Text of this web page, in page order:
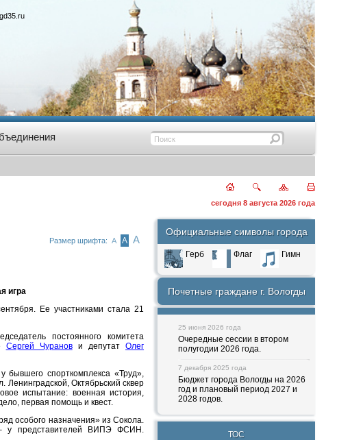
сегодня 8 августа 2026 года
Размер шрифта: А А А
игра
Ее участниками стала 21
постоянного комитета
Сергей Чуранови депутатОлег
бывшего спорткомплекса «Труд»,
Ленинградской, Октябрьский сквер
испытание: военная история,
первая помощь и квест.
особого назначения» из Сокола.
у представителей ВИПЭ ФСИН.
Официальные символы города
Герб Флаг Гимн
Почетные граждане г. Вологды
25 июня 2026 года
Очередные сессии в втором
полугодии 2026 года.
7 декабря 2025 года
Бюджет города Вологды на 2026
год и плановый период 2027 и
2028 годов.
ТОС